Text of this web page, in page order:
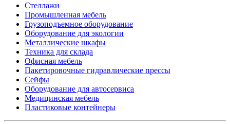
Стеллажи
Промышленная мебель
Грузоподъемное оборудование
Оборудование для экологии
Металлические шкафы
Техника для склада
Офисная мебель
Пакетировочные гидравлические прессы
Сейфы
Оборудование для автосервиса
Медицинская мебель
Пластиковые контейнеры